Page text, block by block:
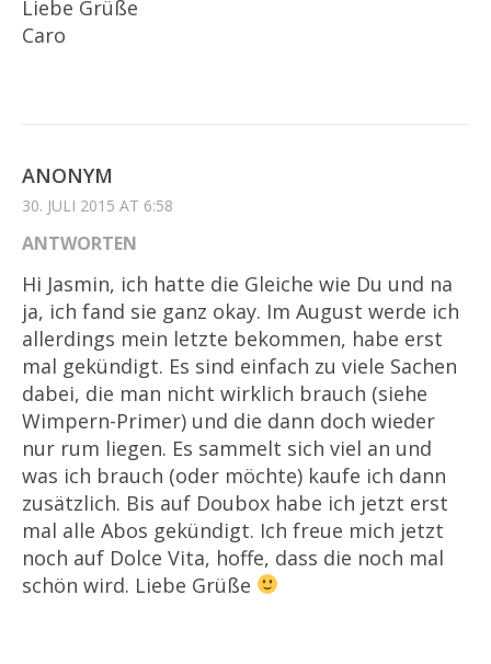
Liebe Grüße
Caro
ANONYM
30. JULI 2015 AT 6:58
ANTWORTEN
Hi Jasmin, ich hatte die Gleiche wie Du und na
ja, ich fand sie ganz okay. Im August werde ich
allerdings mein letzte bekommen, habe erst
mal gekündigt. Es sind einfach zu viele Sachen
dabei, die man nicht wirklich brauch (siehe
Wimpern-Primer) und die dann doch wieder
nur rum liegen. Es sammelt sich viel an und
was ich brauch (oder möchte) kaufe ich dann
zusätzlich. Bis auf Doubox habe ich jetzt erst
mal alle Abos gekündigt. Ich freue mich jetzt
noch auf Dolce Vita, hoffe, dass die noch mal
schön wird. Liebe Grüße